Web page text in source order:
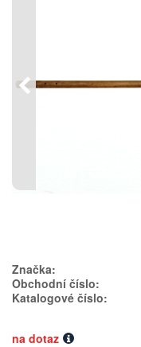
Předchozí
Značka:
Obchodní číslo:
Katalogové číslo:
na dotaz